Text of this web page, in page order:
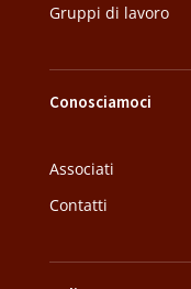
Gruppi di lavoro
Conosciamoci
Associati
Contatti